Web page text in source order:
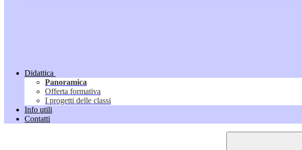
Didattica
Panoramica
Offerta formativa
I progetti delle classi
Info utili
Contatti